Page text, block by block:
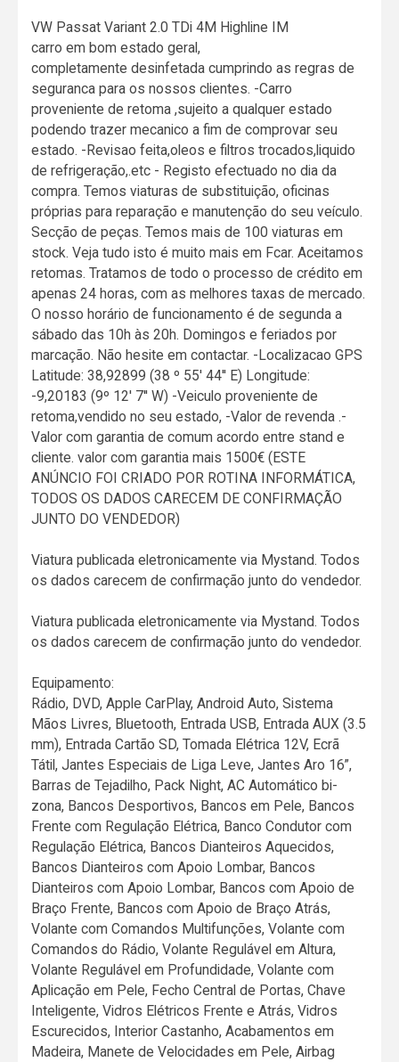
VW Passat Variant 2.0 TDi 4M Highline IM
carro em bom estado geral,
completamente desinfetada cumprindo as regras de
seguranca para os nossos clientes. -Carro
proveniente de retoma ,sujeito a qualquer estado
podendo trazer mecanico a fim de comprovar seu
estado. -Revisao feita,oleos e filtros trocados,liquido
de refrigeração,.etc - Registo efectuado no dia da
compra. Temos viaturas de substituição, oficinas
próprias para reparação e manutenção do seu veículo.
Secção de peças. Temos mais de 100 viaturas em
stock. Veja tudo isto é muito mais em Fcar. Aceitamos
retomas. Tratamos de todo o processo de crédito em
apenas 24 horas, com as melhores taxas de mercado.
O nosso horário de funcionamento é de segunda a
sábado das 10h às 20h. Domingos e feriados por
marcação. Não hesite em contactar. -Localizacao GPS
Latitude: 38,92899 (38 º 55' 44'' E) Longitude:
-9,20183 (9º 12' 7'' W) -Veiculo proveniente de
retoma,vendido no seu estado, -Valor de revenda .-
Valor com garantia de comum acordo entre stand e
cliente. valor com garantia mais 1500€ (ESTE
ANÚNCIO FOI CRIADO POR ROTINA INFORMÁTICA,
TODOS OS DADOS CARECEM DE CONFIRMAÇÃO
JUNTO DO VENDEDOR)
Viatura publicada eletronicamente via Mystand. Todos
os dados carecem de confirmação junto do vendedor.
Viatura publicada eletronicamente via Mystand. Todos
os dados carecem de confirmação junto do vendedor.
Equipamento:
Rádio, DVD, Apple CarPlay, Android Auto, Sistema
Mãos Livres, Bluetooth, Entrada USB, Entrada AUX (3.5
mm), Entrada Cartão SD, Tomada Elétrica 12V, Ecrã
Tátil, Jantes Especiais de Liga Leve, Jantes Aro 16”,
Barras de Tejadilho, Pack Night, AC Automático bi-
zona, Bancos Desportivos, Bancos em Pele, Bancos
Frente com Regulação Elétrica, Banco Condutor com
Regulação Elétrica, Bancos Dianteiros Aquecidos,
Bancos Dianteiros com Apoio Lombar, Bancos
Dianteiros com Apoio Lombar, Bancos com Apoio de
Braço Frente, Bancos com Apoio de Braço Atrás,
Volante com Comandos Multifunções, Volante com
Comandos do Rádio, Volante Regulável em Altura,
Volante Regulável em Profundidade, Volante com
Aplicação em Pele, Fecho Central de Portas, Chave
Inteligente, Vidros Elétricos Frente e Atrás, Vidros
Escurecidos, Interior Castanho, Acabamentos em
Madeira, Manete de Velocidades em Pele, Airbag